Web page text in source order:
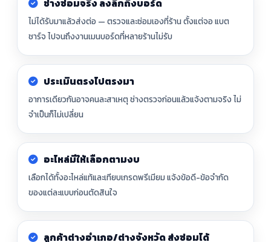
ช่างซ่อมจริง ลงลึกถึงบอร์ด
ไม่ได้รับมาแล้วส่งต่อ — ตรวจและซ่อมเองที่ร้าน ตั้งแต่จอ แบต
ชาร์จ ไปจนถึงงานเมนบอร์ดที่หลายร้านไม่รับ
ประเมินตรงไปตรงมา
อาการเดียวกันอาจคนละสาเหตุ ช่างตรวจก่อนแล้วแจ้งตามจริง ไม่
จำเป็นก็ไม่เปลี่ยน
อะไหล่มีให้เลือกตามงบ
เลือกได้ทั้งอะไหล่แท้และเทียบเกรดพรีเมียม แจ้งข้อดี-ข้อจำกัด
ของแต่ละแบบก่อนตัดสินใจ
ลูกค้าต่างอำเภอ/ต่างจังหวัด ส่งซ่อมได้